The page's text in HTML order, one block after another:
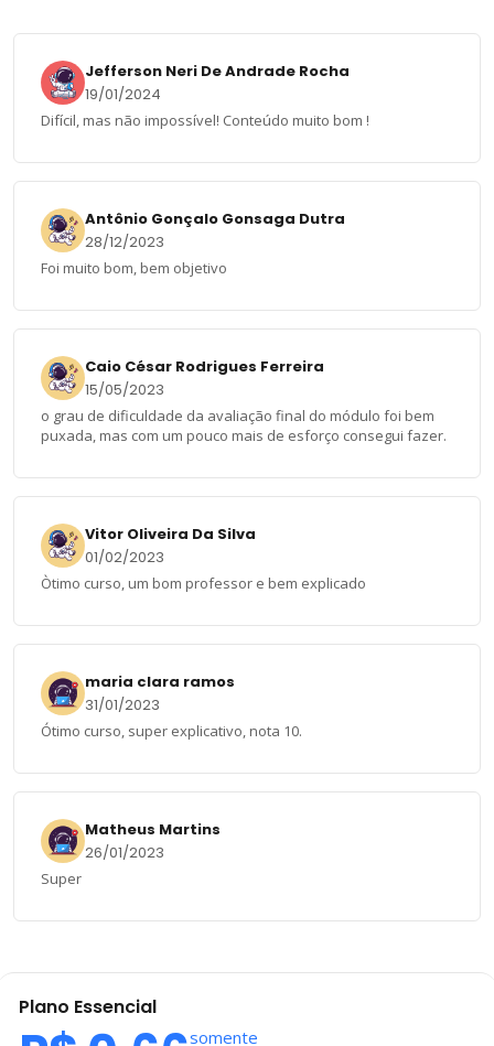
Jefferson Neri De Andrade Rocha
19/01/2024
Difícil, mas não impossível! Conteúdo muito bom !
Antônio Gonçalo Gonsaga Dutra
28/12/2023
Foi muito bom, bem objetivo
Caio César Rodrigues Ferreira
15/05/2023
o grau de dificuldade da avaliação final do módulo foi bem
puxada, mas com um pouco mais de esforço consegui fazer.
Vitor Oliveira Da Silva
01/02/2023
Òtimo curso, um bom professor e bem explicado
maria clara ramos
31/01/2023
Ótimo curso, super explicativo, nota 10.
Matheus Martins
26/01/2023
Super
Plano Essencial
somente